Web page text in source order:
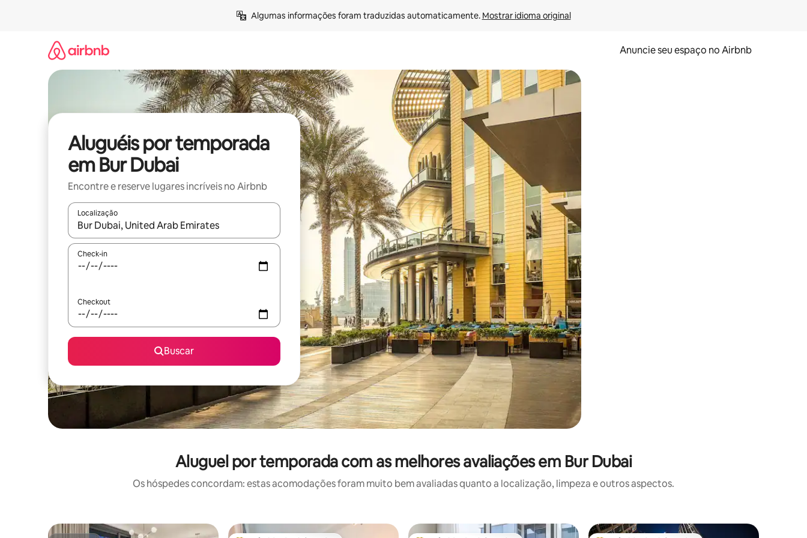
Algumas informações foram traduzidas automaticamente. Mostrar idioma original
Anuncie seu espaço no Airbnb
Aluguéis por temporada
em Bur Dubai
Encontre e reserve lugares incríveis no Airbnb
Localização
Quando os resultados estiverem disponíveis, explore-os usando as seta para cima e para baixo do teclado ou tocando e deslizando o dedo na tela.
Check-in
Checkout
Buscar
Aluguel por temporada com as melhores avaliações em Bur Dubai
Os hóspedes concordam: estas acomodações foram muito bem avaliadas quanto a localização, limpeza e outros aspectos.